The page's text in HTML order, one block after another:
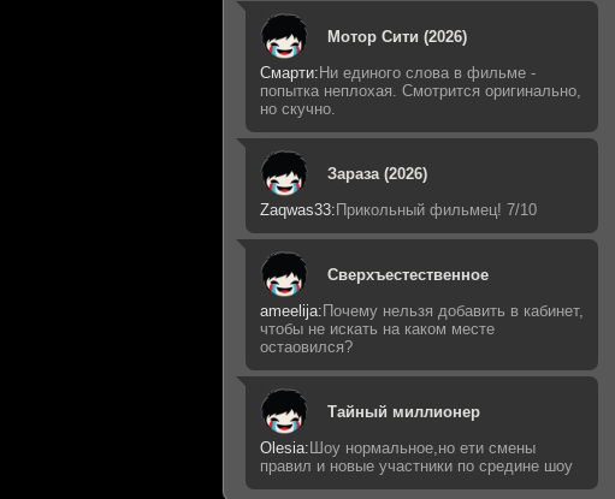
Мотор Сити (2026)
Смарти: Ни единого слова в фильме -
попытка неплохая. Смотрится оригинально,
но скучно.
Зараза (2026)
Zaqwas33: Прикольный фильмец! 7/10
Сверхъестественное
ameelija: Почему нельзя добавить в кабинет,
чтобы не искать на каком месте
остаовился?
Тайный миллионер
Olesia: Шоу нормальное,но ети смены
правил и новые участники по средине шоу